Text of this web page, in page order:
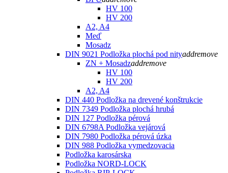
HV 100
HV 200
A2, A4
Meď
Mosadz
DIN 9021 Podložka plochá pod nityaddremove
ZN + Mosadzaddremove
HV 100
HV 200
A2, A4
DIN 440 Podložka na drevené konštrukcie
DIN 7349 Podložka plochá hrubá
DIN 127 Podložka pérová
DIN 6798A Podložka vejárová
DIN 7980 Podložka pérová úzka
DIN 988 Podložka vymedzovacia
Podložka karosárska
Podložka NORD-LOCK